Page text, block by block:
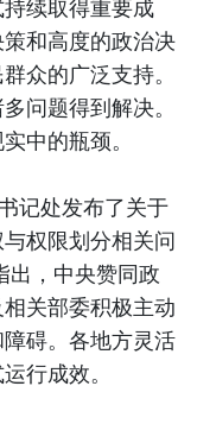
续取得重要成
和高度的政治决
众的广泛支持。
问题得到解决。
中的瓶颈。
记处发布了关于
权限划分相关问
出，中央赞同政
关部委积极主动
碍。各地方灵活
行成效。